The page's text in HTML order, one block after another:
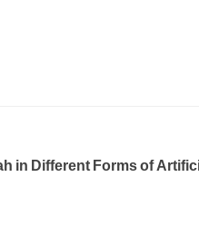
in Different Forms of